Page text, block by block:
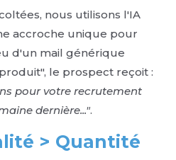
nous utilisons l'IA
accroche unique pour
d'un mail générique
le prospect reçoit :
pour votre recrutement
dernière...".
> Quantité